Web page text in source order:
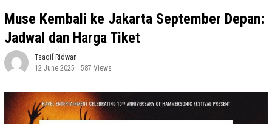
Muse Kembali ke Jakarta September Depan:
Jadwal dan Harga Tiket
Tsaqif Ridwan
12 June 2025
587 Views